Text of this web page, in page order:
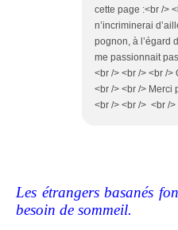
cette page :<br />
n’incriminerai
pognon, à l’égard
me passionnait
<br /> <br /> <br /
<br /> <br /> Merci
<br /> <br /> <br /
Les étrangers basanés
besoin de sommeil.